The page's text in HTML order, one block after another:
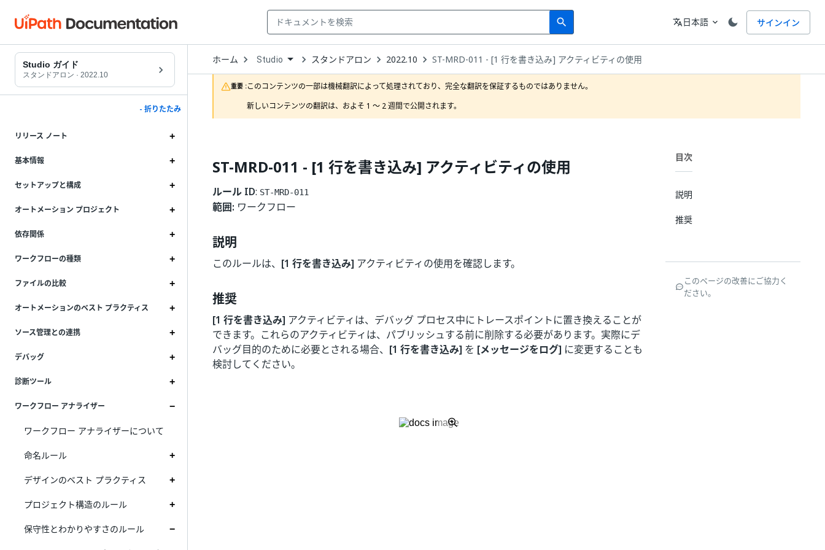
search
Search 言語
translate日本語 expand_more サインイン
Studio ガイド
スタンドアロン · 2022.10
- 折りたたみ
リリース ノート
基本情報
セットアップと構成
オートメーション プロジェクト
依存関係
ワークフローの種類
ファイルの比較
オートメーションのベスト プラクティス
ソース管理との連携
デバッグ
診断ツール
ワークフロー アナライザー
ワークフロー アナライザーについて
命名ルール
デザインのベスト プラクティス
プロジェクト構造のルール
保守性とわかりやすさのルール
ホーム Open
Dropdown
to
choose
product
Studio スタンドアロン 2022.10 ST-MRD-011 - [1 行を書き込み] アクティビティの使用
重要 :このコンテンツの一部は機械翻訳によって処理されており、完全な翻訳を保証するものではありません。
新しいコンテンツの翻訳は、およそ 1 ～ 2 週間で公開されます。
ST-MRD-011 - [1 行を書き込み] アクティビティの使用
ルール ID: ST-MRD-011
範囲: ワークフロー
説明
このルールは、 [1 行を書き込み] アクティビティの使用を確認します。
推奨
[1 行を書き込み] アクティビティは、デバッグ プロセス中にトレースポイントに置き換えることが
できます。これらのアクティビティは、パブリッシュする前に削除する必要があります。実際にデ
バッグ目的のために必要とされる場合、 [1 行を書き込み] を [メッセージをログ] に変更することも
検討してください。
目次
説明
推奨
このページの改善にご協力く
ださい。